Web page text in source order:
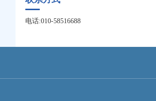
电话:010-58516688